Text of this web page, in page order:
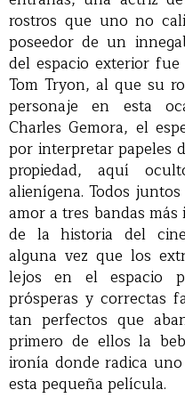
rostros que uno no
poseedor de un
del espacio exterior
Tom Tryon, al que su
personaje en esta
Charles Gemora, el
por interpretar papeles
propiedad, aquí
alienígena. Todos
amor a tres bandas
de la historia del
alguna vez que los
lejos en el espacio
prósperas y correctas
tan perfectos que
primero de ellos la
ironía donde radica
esta pequeña película.